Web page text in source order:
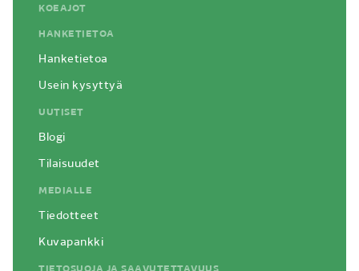
KOEAJOT
HANKETIETOA
Hanketietoa
Usein kysyttyä
UUTISET
Blogi
Tilaisuudet
MEDIALLE
Tiedotteet
Kuvapankki